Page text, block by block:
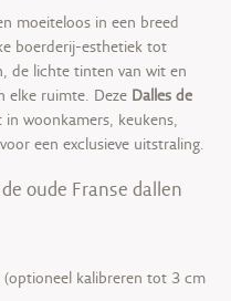
moeiteloos in een breed
boerderij-esthetiek tot
de lichte tinten van wit en
elke ruimte. Deze Dalles de
woonkamers, keukens,
een exclusieve uitstraling.
oude Franse dallen
kalibreren tot 3 cm